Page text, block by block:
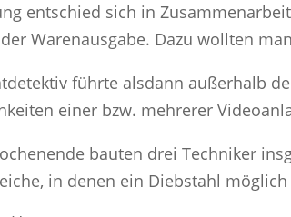
entschied sich in
Warenausgabe. Dazu wollten
führte alsdann außerhalb
einer bzw. mehrerer
bauten drei Techniker
in denen ein Diebstahl